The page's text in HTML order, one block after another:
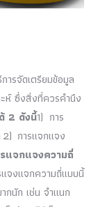
ารจัดเตรียมข้อมูล
ะห์ ซึ่งสิ่งที่ควรคำนึง
2 ดังนี้1) การ
2) การแจกแจง
แจกแจงความถี่
แจกความถี่แบบนี้
กนัก เช่น จำแนก